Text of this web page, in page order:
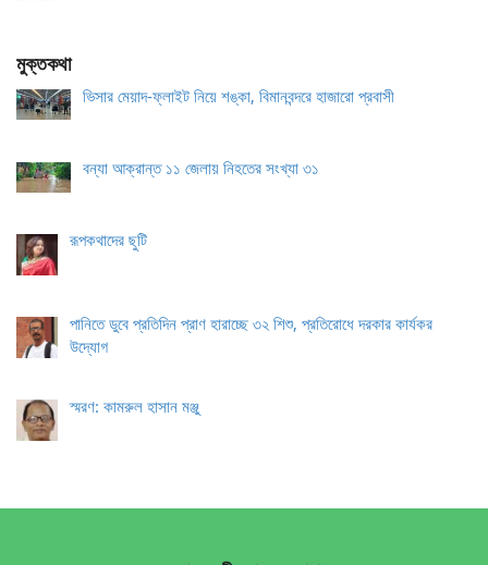
মুক্তকথা
ভিসার মেয়াদ-ফ্লাইট নিয়ে শঙ্কা, বিমানবন্দরে হাজারো প্রবাসী
বন্যা আক্রান্ত ১১ জেলায় নিহতের সংখ্যা ৩১
রূপকথাদের ছুটি
পানিতে ডুবে প্রতিদিন প্রাণ হারাচ্ছে ৩২ শিশু, প্রতিরোধে দরকার কার্যকর
উদ্যোগ
স্মরণ: কামরুল হাসান মঞ্জু